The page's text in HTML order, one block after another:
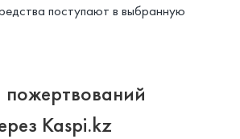
поступают в выбранную
Kaspi.kz